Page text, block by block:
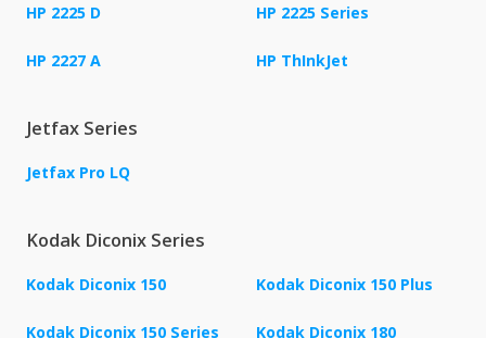
HP 2225 D HP 2225 Series
HP 2227 A HP ThInkJet
Jetfax Series
Jetfax Pro LQ
Kodak Diconix Series
Kodak Diconix 150 Kodak Diconix 150 Plus
Kodak Diconix 150 Series Kodak Diconix 180